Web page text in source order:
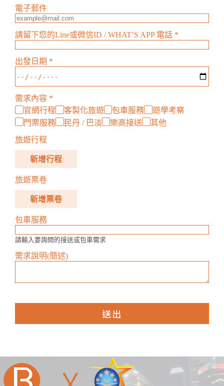
電子郵件
請留下您的Line或微信ID / WHAT’S APP 電話 *
出發日期 *
需求內容 *
官網行程
客製化旅遊 包車服務
遊學考察
門票服務
民丹 / 巴淡 樂高接送 其他
旅遊行程
新增行程
旅遊票卷
新增票卷
包車服務
請輸入要詢問的接送或包車需求
需求說明(簡述)
送出